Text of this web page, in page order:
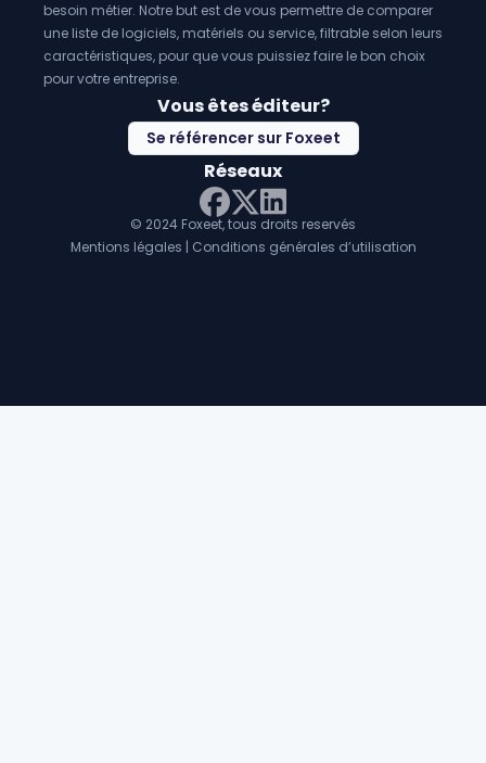
besoin métier. Notre but est de vous permettre de comparer
une liste de logiciels, matériels ou service, filtrable selon leurs
caractéristiques, pour que vous puissiez faire le bon choix
pour votre entreprise.
Vous êtes éditeur?
Se référencer sur Foxeet
Réseaux
Facebook
Twitter X
LinkedIn
© 2024 Foxeet, tous droits reservés
Mentions légales | Conditions générales d’utilisation